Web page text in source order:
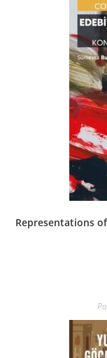
Representations